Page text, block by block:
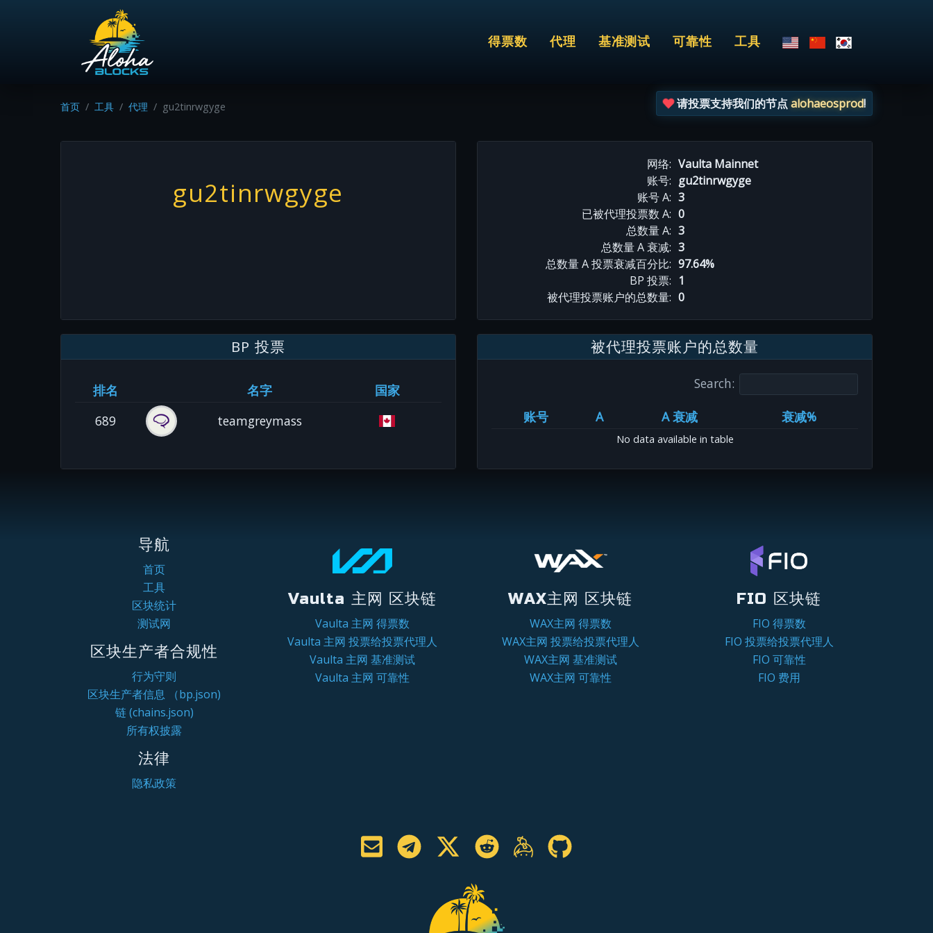
得票数 代理 基准测试 可靠性 工具
首页 工具 代理 gu2tinrwgyge 请投票支持我们的节点alohaeosprod!
gu2tinrwgyge
网络: Vaulta Mainnet
账号: gu2tinrwgyge
账号 A: 3
已被代理投票数 A: 0
总数量 A: 3
总数量 A 衰减: 3
总数量 A 投票衰减百分比: 97.64%
BP 投票: 1
被代理投票账户的总数量: 0
BP 投票
排名 名字
国家
689
teamgreymass
被代理投票账户的总数量
Search:
账号
A A 衰减 衰减%
No data available in table
导航
首页
工具
区块统计
测试网
区块生产者合规性
行为守则
区块生产者信息 （bp.json)
链 (chains.json)
所有权披露
法律
隐私政策
Vaulta 主网 区块链
Vaulta 主网 得票数
Vaulta 主网 投票给投票代理人
Vaulta 主网 基准测试
Vaulta 主网 可靠性
WAX主网 区块链
WAX主网 得票数
WAX主网 投票给投票代理人
WAX主网 基准测试
WAX主网 可靠性
FIO 区块链
FIO 得票数
FIO 投票给投票代理人
FIO 可靠性
FIO 费用